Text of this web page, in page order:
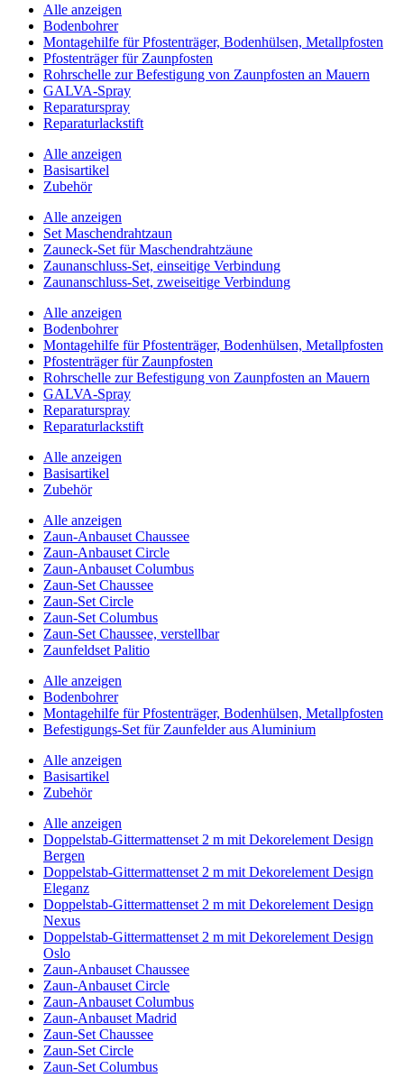
Alle anzeigen
Bodenbohrer
Montagehilfe für Pfostenträger, Bodenhülsen, Metallpfosten
Pfostenträger für Zaunpfosten
Rohrschelle zur Befestigung von Zaunpfosten an Mauern
GALVA-Spray
Reparaturspray
Reparaturlackstift
Alle anzeigen
Basisartikel
Zubehör
Alle anzeigen
Set Maschendrahtzaun
Zauneck-Set für Maschendrahtzäune
Zaunanschluss-Set, einseitige Verbindung
Zaunanschluss-Set, zweiseitige Verbindung
Alle anzeigen
Bodenbohrer
Montagehilfe für Pfostenträger, Bodenhülsen, Metallpfosten
Pfostenträger für Zaunpfosten
Rohrschelle zur Befestigung von Zaunpfosten an Mauern
GALVA-Spray
Reparaturspray
Reparaturlackstift
Alle anzeigen
Basisartikel
Zubehör
Alle anzeigen
Zaun-Anbauset Chaussee
Zaun-Anbauset Circle
Zaun-Anbauset Columbus
Zaun-Set Chaussee
Zaun-Set Circle
Zaun-Set Columbus
Zaun-Set Chaussee, verstellbar
Zaunfeldset Palitio
Alle anzeigen
Bodenbohrer
Montagehilfe für Pfostenträger, Bodenhülsen, Metallpfosten
Befestigungs-Set für Zaunfelder aus Aluminium
Alle anzeigen
Basisartikel
Zubehör
Alle anzeigen
Doppelstab-Gittermattenset 2 m mit Dekorelement Design
Bergen
Doppelstab-Gittermattenset 2 m mit Dekorelement Design
Eleganz
Doppelstab-Gittermattenset 2 m mit Dekorelement Design
Nexus
Doppelstab-Gittermattenset 2 m mit Dekorelement Design
Oslo
Zaun-Anbauset Chaussee
Zaun-Anbauset Circle
Zaun-Anbauset Columbus
Zaun-Anbauset Madrid
Zaun-Set Chaussee
Zaun-Set Circle
Zaun-Set Columbus